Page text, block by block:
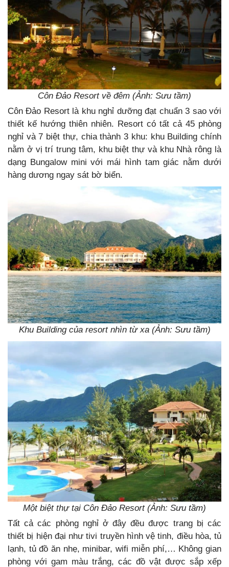
Côn Đảo Resort về đêm (Ảnh: Sưu tầm)
Côn Đảo Resort là khu nghỉ dưỡng đạt chuẩn 3 sao với
thiết kế hướng thiên nhiên. Resort có tất cả 45 phòng
nghỉ và 7 biệt thự, chia thành 3 khu: khu Building chính
nằm ở vị trí trung tâm, khu biệt thự và khu Nhà rông là
dạng Bungalow mini với mái hình tam giác nằm dưới
hàng dương ngay sát bờ biển.
Khu Building của resort nhìn từ xa (Ảnh: Sưu tầm)
Một biệt thự tại Côn Đảo Resort (Ảnh: Sưu tầm)
Tất cả các phòng nghỉ ở đây đều được trang bị các
thiết bị hiện đại như tivi truyền hình vệ tinh, điều hòa, tủ
lạnh, tủ đồ ăn nhẹ, minibar, wifi miễn phí,… Không gian
phòng với gam màu trắng, các đồ vật được sắp xếp